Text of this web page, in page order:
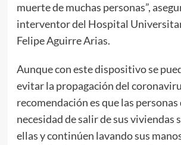
muerte de muchas personas”,
interventor del Hospital
Felipe Aguirre Arias.
Aunque con este dispositivo se
evitar la propagación del
recomendación es que las
necesidad de salir de sus viviendas
ellas y continúen lavando sus